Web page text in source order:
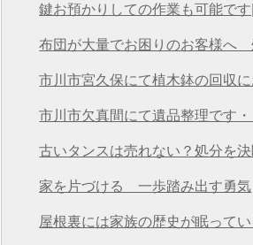
想いを次につなげる
鍵お預かりしての作業も可能で
方も安心の遺品整理
布団が大量でお困りのお客様へ
任せください
市川市宮久保にて植木鉢の回収
市川市欠真間にて遺品整理です
川店』
古いタンスは売れない？処分を
えています
家を片づける 一歩踏み出す勇気
屋根裏には家族の歴史が眠って